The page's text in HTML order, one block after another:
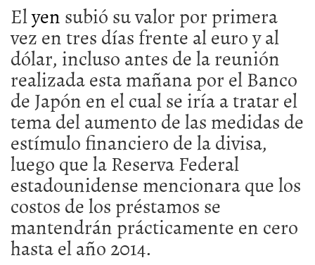
Elyensubió su valor por primera
vez en tres días frente al euro y al
dólar, incluso antes de la reunión
realizada esta mañana por el Banco
de Japón en el cual se iría a tratar el
tema del aumento de las medidas de
estímulo financiero de la divisa,
luego que la Reserva Federal
estadounidense mencionara que los
costos de los préstamos se
mantendrán prácticamente en cero
hasta el año 2014.